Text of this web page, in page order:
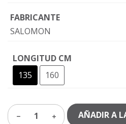
FABRICANTE
SALOMON
LONGITUD CM
135
160
1 AÑADIR A